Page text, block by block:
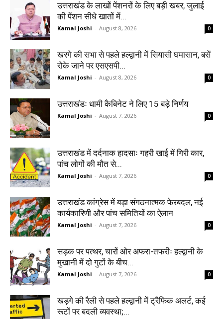
उत्तराखंड के लाखों पेंशनरों के लिए बड़ी खबर, जुलाई
की पेंशन सीधे खातों में...
Kamal Joshi - August 8, 2026 0
खरगे की सभा से पहले हल्द्वानी में सियासी घमासान, बसें
रोके जाने पर एसएसपी...
Kamal Joshi - August 8, 2026 0
उत्तराखंडः धामी कैबिनेट ने लिए 15 बड़े निर्णय
Kamal Joshi - August 7, 2026 0
उत्तराखंड में दर्दनाक हादसाः गहरी खाई में गिरी कार,
पांच लोगों की मौत से...
Kamal Joshi - August 7, 2026 0
उत्तराखंड कांग्रेस में बड़ा संगठनात्मक फेरबदल, नई
कार्यकारिणी और पांच समितियों का ऐलान
Kamal Joshi - August 7, 2026 0
सड़क पर पत्थर, चारों ओर अफरा-तफरीः हल्द्वानी के
मुखानी में दो गुटों के बीच...
Kamal Joshi - August 7, 2026 0
खड़गे की रैली से पहले हल्द्वानी में ट्रैफिक अलर्ट, कई
रूटों पर बदली व्यवस्था;...